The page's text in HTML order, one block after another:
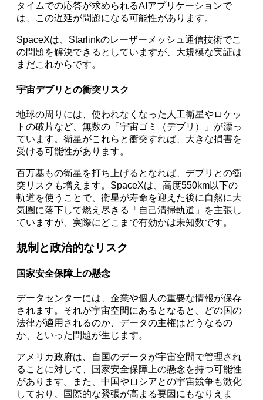
タイムでの応答が求められるAIアプリケーションで
は、この遅延が問題になる可能性があります。
SpaceXは、Starlinkのレーザーメッシュ通信技術でこ
の問題を解決できるとしていますが、大規模な実証は
まだこれからです。
宇宙デブリとの衝突リスク
地球の周りには、使われなくなった人工衛星やロケッ
トの破片など、無数の「宇宙ゴミ（デブリ）」が漂っ
ています。衛星がこれらと衝突すれば、大きな損害を
受ける可能性があります。
百万基もの衛星を打ち上げるとなれば、デブリとの衝
突リスクも増えます。SpaceXは、高度550km以下の
軌道を使うことで、衛星が寿命を迎えた後に自然に大
気圏に落下して燃え尽きる「自己清掃軌道」を主張し
ていますが、実際にどこまで有効かは未知数です。
規制と政治的なリスク
国家安全保障上の懸念
データセンターには、企業や個人の重要な情報が保存
されます。それが宇宙空間にあるとなると、どの国の
法律が適用されるのか、データの主権はどうなるの
か、といった問題が生じます。
アメリカ政府は、自国のデータが宇宙空間で管理され
ることに対して、国家安全保障上の懸念を持つ可能性
があります。また、中国やロシアとの宇宙競争も激化
しており、国際的な緊張が高まる要因にもなりえま